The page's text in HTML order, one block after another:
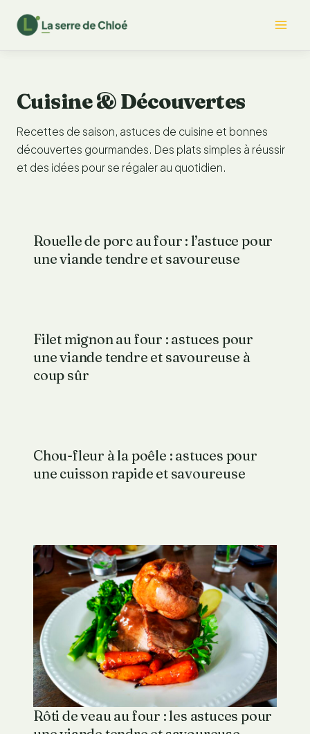
contenu
Cuisine & Découvertes
Recettes de saison, astuces de cuisine et bonnes
découvertes gourmandes. Des plats simples à réussir
et des idées pour se régaler au quotidien.
Rouelle de porc au four : l’astuce pour
une viande tendre et savoureuse
Filet mignon au four : astuces pour
une viande tendre et savoureuse à
coup sûr
Chou-fleur à la poêle : astuces pour
une cuisson rapide et savoureuse
Rôti de veau au four : les astuces pour